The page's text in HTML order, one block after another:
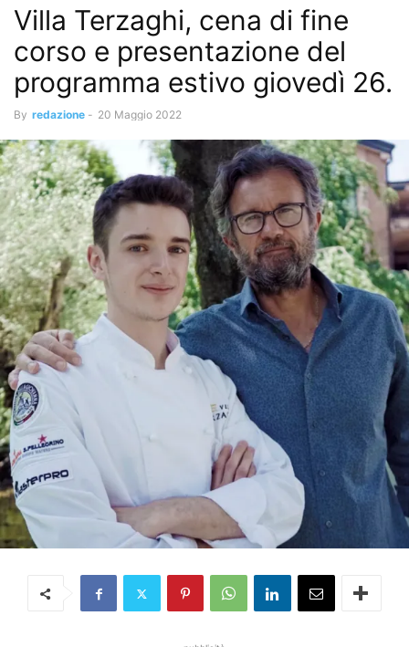
Villa Terzaghi, cena di fine
corso e presentazione del
programma estivo giovedì 26.
By redazione - 20 Maggio 2022